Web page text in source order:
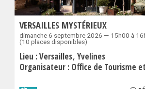
VERSAILLES MYSTÉRIEUX
dimanche 6 septembre 2026 — 15h00 à
(10 places disponibles)
Lieu :Versailles Yvelines
Organisateur : Office de Tourisme et des Congrès